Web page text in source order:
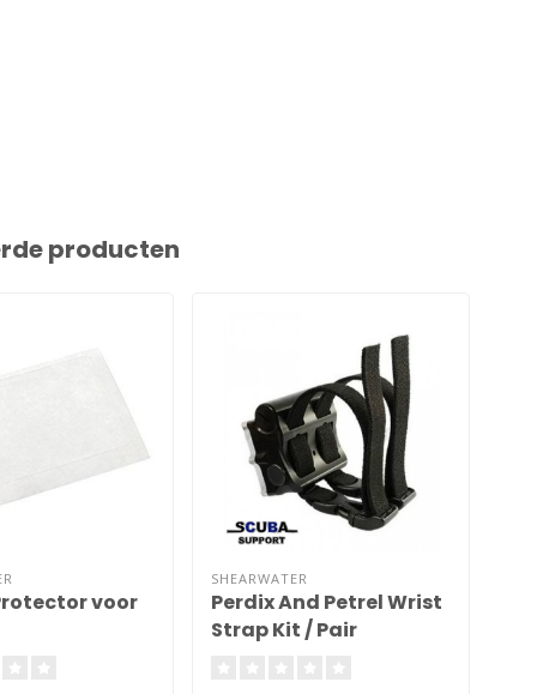
producten
voor
SHEARWATER
Perdix And Petrel Wrist
Strap Kit / Pair